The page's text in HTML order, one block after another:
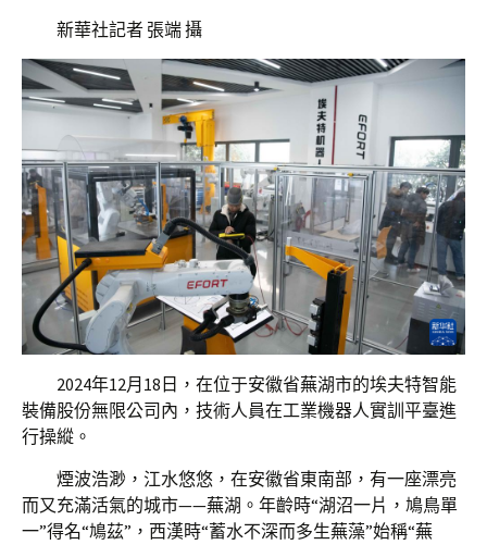
新華社記者 張端 攝
2024年12月18日，在位于安徽省蕪湖市的埃夫特智能
裝備股份無限公司內，技術人員在工業機器人實訓平臺進
行操縱。
煙波浩渺，江水悠悠，在安徽省東南部，有一座漂亮
而又充滿活氣的城市——蕪湖。年齡時“湖沼一片，鳩鳥單
一”得名“鳩茲”，西漢時“蓄水不深而多生蕪藻”始稱“蕪